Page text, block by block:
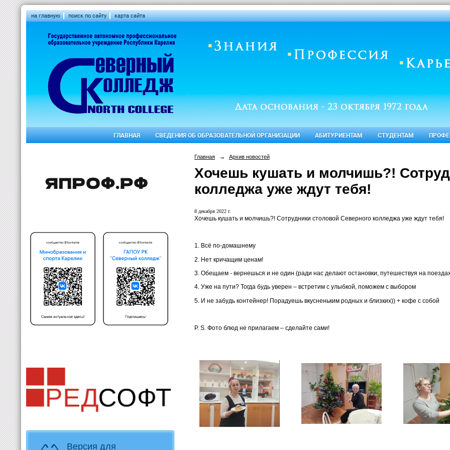
на главную поиск по сайту карта сайта
ГЛАВНАЯ СВЕДЕНИЯ ОБ ОБРАЗОВАТЕЛЬНОЙ ОРГАНИЗАЦИИ АБИТУРИЕНТАМ СТУДЕНТАМ
Версия для
Главная → Архив новостей
Хочешь кушать и молчишь?!
колледжа уже ждут тебя!
8 декабря 2022 г.
Хочешь кушать и молчишь?! Сотрудники столовой Северного колледжа уже ждут тебя!
1. Всё по-домашнему
2. Нет кричащим ценам!
3. Обещаем - вернешься и не один (ради нас делают остановки, путешествуя на
4. Уже на пути? Тогда будь уверен – встретим с улыбкой, поможем с выбором
5. И не забудь контейнер! Порадуешь вкусненьким родных и близких)) + кофе с собой
P. S. Фото блюд не прилагаем – сделайте сами!